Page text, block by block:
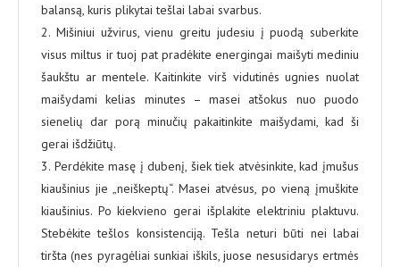
balansą, kuris plikytai tešlai labai svarbus.
2. Mišiniui užvirus, vienu greitu judesiu į puodą suberkite
visus miltus ir tuoj pat pradėkite energingai maišyti mediniu
šaukštu ar mentele. Kaitinkite virš vidutinės ugnies nuolat
maišydami kelias minutes – masei atšokus nuo puodo
sienelių dar porą minučių pakaitinkite maišydami, kad ši
gerai išdžiūtų.
3. Perdėkite masę į dubenį, šiek tiek atvėsinkite, kad įmušus
kiaušinius jie „neiškeptų“. Masei atvėsus, po vieną įmuškite
kiaušinius. Po kiekvieno gerai išplakite elektriniu plaktuvu.
Stebėkite tešlos konsistenciją. Tešla neturi būti nei labai
tiršta (nes pyragėliai sunkiai iškils, juose nesusidarys ertmės